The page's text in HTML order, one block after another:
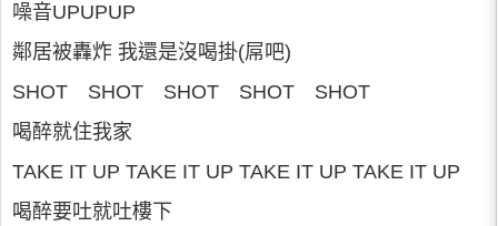
噪音UPUPUP
鄰居被轟炸 我還是沒喝掛(屌吧)
SHOT SHOT SHOT SHOT SHOT
喝醉就住我家
TAKE IT UP TAKE IT UP TAKE IT UP TAKE IT UP
喝醉要吐就吐樓下